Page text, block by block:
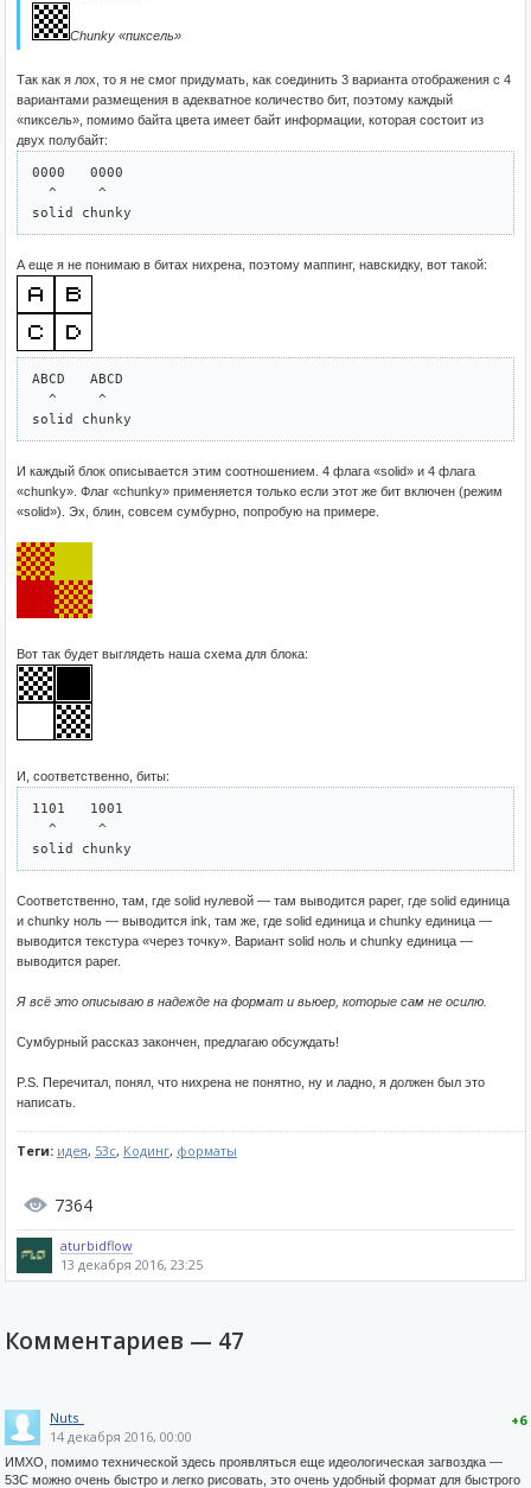
Chunky «пиксель»
Так как я лох, то я не смог придумать, как соединить 3 варианта отображения с 4
вариантами размещения в адекватное количество бит, поэтому каждый
«пиксель», помимо байта цвета имеет байт информации, которая состоит из
двух полубайт:
0000   0000
  ^     ^
А еще я не понимаю в битах нихрена, поэтому маппинг, навскидку, вот такой:
ABCD   ABCD
  ^     ^
И каждый блок описывается этим соотношением. 4 флага «solid» и 4 флага
«chunky». Флаг «chunky» применяется только если этот же бит включен (режим
«solid»). Эх, блин, совсем сумбурно, попробую на примере.
Вот так будет выглядеть наша схема для блока:
И, соответственно, биты:
1101   1001
  ^     ^
Соответственно, там, где solid нулевой — там выводится paper, где solid единица
и chunky ноль — выводится ink, там же, где solid единица и chunky единица —
выводится текстура «через точку». Вариант solid ноль и chunky единица —
выводится paper.
Я всё это описываю в надежде на формат и вьюер, которые сам не осилю.
Сумбурный рассказ закончен, предлагаю обсуждать!
P.S. Перечитал, понял, что нихрена не понятно, ну и ладно, я должен был это
написать.
Теги: идея, 53c, Кодинг, форматы
7364
aturbidflow
13 декабря 2016, 23:25
Комментариев — 47
+6
Nuts_
14 декабря 2016, 00:00
ИМХО, помимо технической здесь проявляться еще идеологическая загвоздка —
53С можно очень быстро и легко рисовать, это очень удобный формат для быстрого